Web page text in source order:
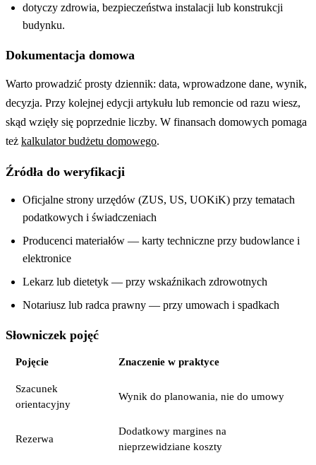
dotyczy zdrowia, bezpieczeństwa instalacji lub konstrukcji
budynku.
Dokumentacja domowa
Warto prowadzić prosty dziennik: data, wprowadzone dane, wynik,
decyzja. Przy kolejnej edycji artykułu lub remoncie od razu wiesz,
skąd wzięły się poprzednie liczby. W finansach domowych pomaga
też kalkulator budżetu domowego.
Źródła do weryfikacji
Oficjalne strony urzędów (ZUS, US, UOKiK) przy tematach
podatkowych i świadczeniach
Producenci materiałów — karty techniczne przy budowlance i
elektronice
Lekarz lub dietetyk — przy wskaźnikach zdrowotnych
Notariusz lub radca prawny — przy umowach i spadkach
Słowniczek pojęć
Pojęcie Znaczenie w praktyce
Szacunek
orientacyjny
Wynik do planowania, nie do umowy
Rezerwa
Dodatkowy margines na
nieprzewidziane koszty